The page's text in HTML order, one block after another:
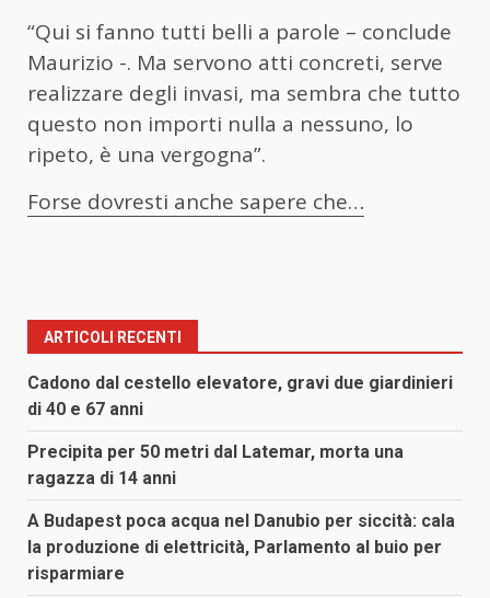
“Qui si fanno tutti belli a parole – conclude
Maurizio -. Ma servono atti concreti, serve
realizzare degli invasi, ma sembra che tutto
questo non importi nulla a nessuno, lo
ripeto, è una vergogna”.
Forse dovresti anche sapere che…
ARTICOLI RECENTI
Cadono dal cestello elevatore, gravi due giardinieri
di 40 e 67 anni
Precipita per 50 metri dal Latemar, morta una
ragazza di 14 anni
A Budapest poca acqua nel Danubio per siccità: cala
la produzione di elettricità, Parlamento al buio per
risparmiare